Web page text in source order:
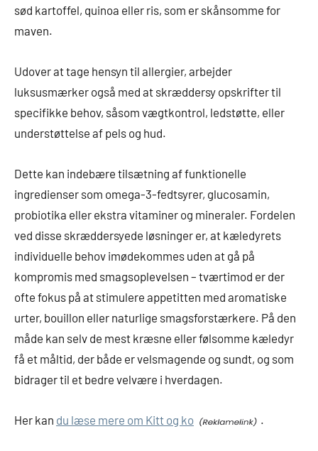
sød kartoffel, quinoa eller ris, som er skånsomme for
maven.
Udover at tage hensyn til allergier, arbejder
luksusmærker også med at skræddersy opskrifter til
specifikke behov, såsom vægtkontrol, ledstøtte, eller
understøttelse af pels og hud.
Dette kan indebære tilsætning af funktionelle
ingredienser som omega-3-fedtsyrer, glucosamin,
probiotika eller ekstra vitaminer og mineraler. Fordelen
ved disse skræddersyede løsninger er, at kæledyrets
individuelle behov imødekommes uden at gå på
kompromis med smagsoplevelsen – tværtimod er der
ofte fokus på at stimulere appetitten med aromatiske
urter, bouillon eller naturlige smagsforstærkere. På den
måde kan selv de mest kræsne eller følsomme kæledyr
få et måltid, der både er velsmagende og sundt, og som
bidrager til et bedre velvære i hverdagen.
Her kan du læse mere om Kitt og ko .